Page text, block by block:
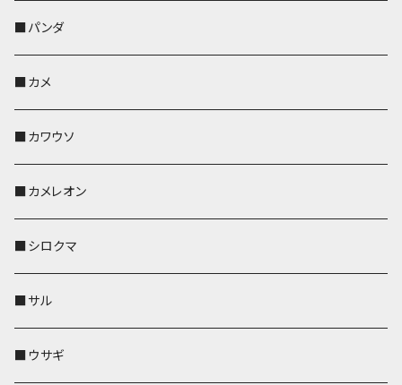
靴下・ミニタオル
財布
その他
ペンホルダー
財布
靴下・ミニタオル
その他
レザートレイ
ペンホルダー
財布
靴下・ミニタオル
その他
レザートレイ
ペンホルダー
ペットボトルホルダー
スマホケース
財布
靴下・ミニタオル
その他
AppleWatchバンド
レザートレイ
ペンホルダー
靴下・ミニタオル
財布
その他
帆布・デニム
KONBU
ポーチ
AppleWatchバンド
ペンホルダー
レザートレイ
財布
靴下・ミニタオル
その他
ポーチ
ポシェット・バッグ
帆布・デニム
KONBU
コインケース
AppleWatchバンド
ペットボトルホルダー
ペンホルダー
靴下・ミニタオル
コインケース
レザートレイ
ペンホルダー
ペットボトルホルダー
AppleWatchバンド
財布
その他
レザートレイ
ペンホルダー
ペットボトルホルダー
キーケース
名刺入れ・カードケース
AppleWatchバンド
財布
メガネケース
レザートレイ
キーケース
ペンホルダー
IDカードケース
ペットボトルホルダー
その他
パスケース
キーケース
コインケース
名刺入れ
AppleWatchバンド
メガネケース
財布
IDカードケース
パスケース
名刺入れ・カードケース
メガネケース
リール付きストラップ
リールのみ
ストラップ付
ペットボトルホルダー
キーケース
パスケース
キーケース
コインケース
メガネケース
名刺入れ
財布
Apple Watchバンド
その他
■パンダ
■カメ
■カワウソ
■カメレオン
■シロクマ
■サル
■ウサギ